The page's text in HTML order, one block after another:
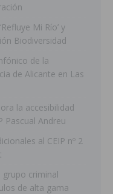
Mi Río’ y
Biodiversidad
de la
de Alicante en Las
la accesibilidad
Pascual Andreu
al CEIP nº 2
grupo criminal
de alta gama